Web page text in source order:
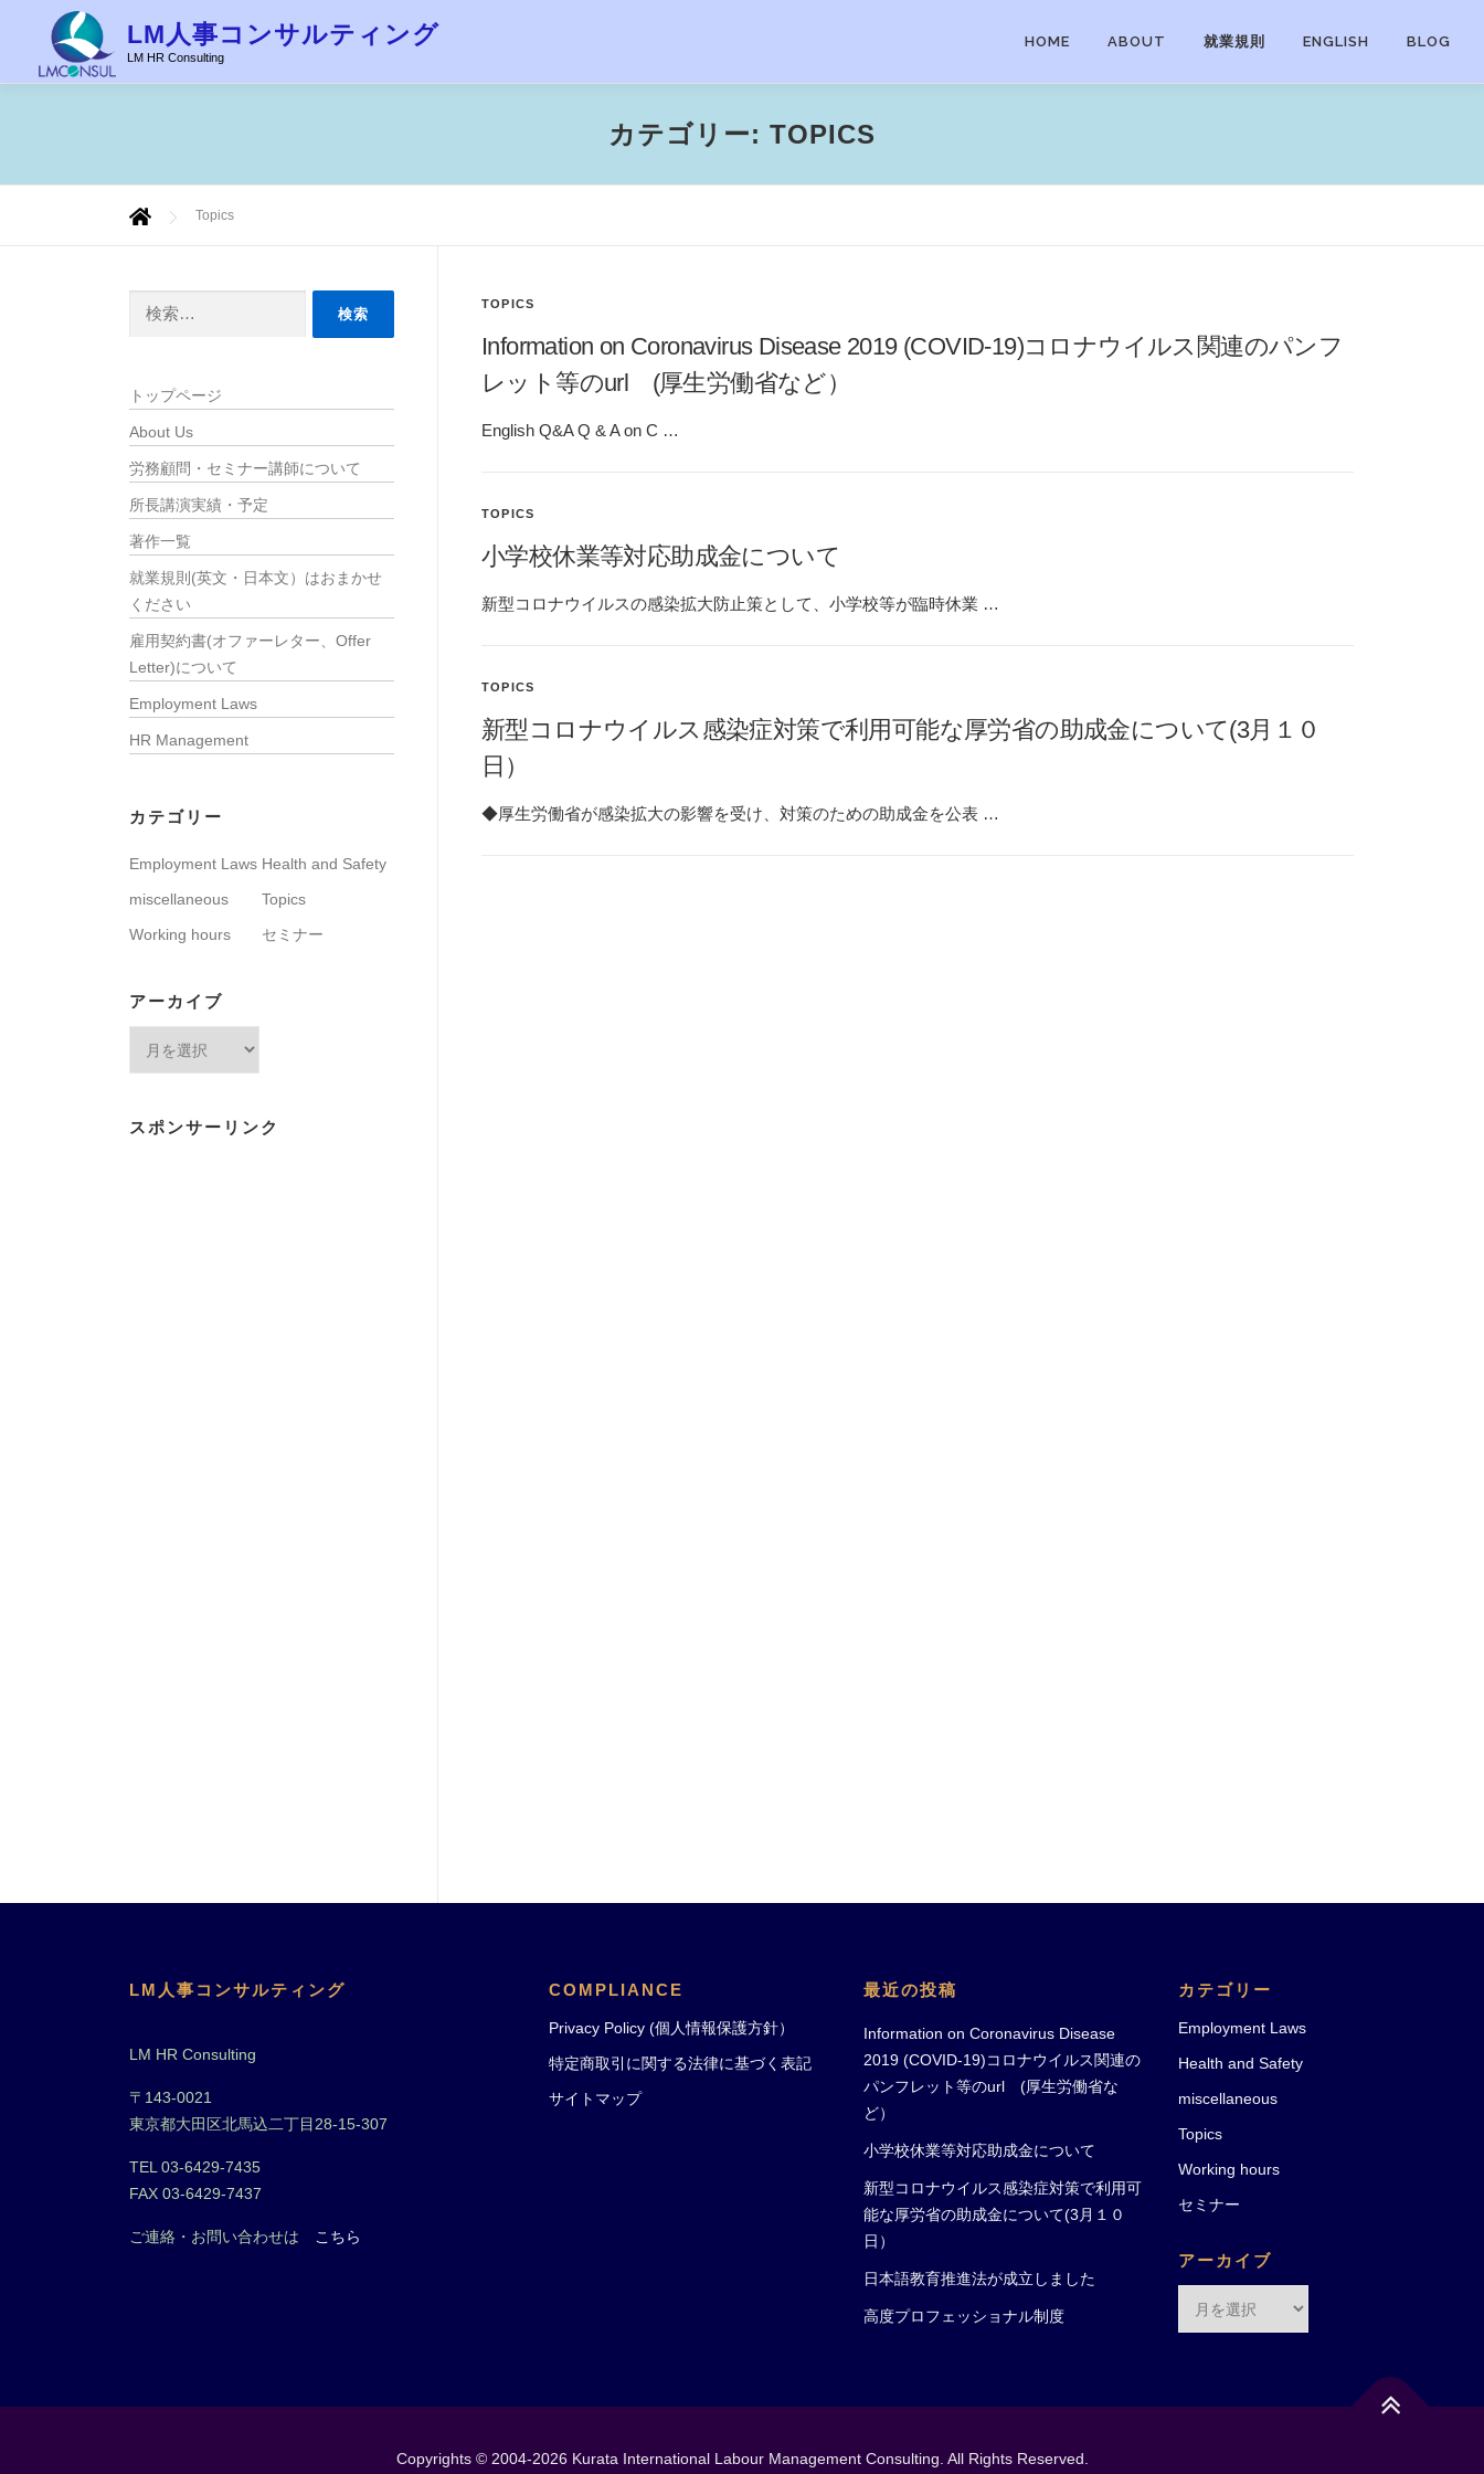
LM人事コンサルティング
LM HR Consulting
HOME ABOUT 就業規則 ENGLISH BLOG
カテゴリー: TOPICS
Topics
TOPICS
Information on Coronavirus Disease 2019 (COVID-19)コロナウイルス関連のパンフ
レット等のurl (厚生労働省など）
English Q&A Q & A on C …
TOPICS
小学校休業等対応助成金について
新型コロナウイルスの感染拡大防止策として、小学校等が臨時休業 …
TOPICS
新型コロナウイルス感染症対策で利用可能な厚労省の助成金について(3月１０
日）
◆厚生労働省が感染拡大の影響を受け、対策のための助成金を公表 …
トップページ
About Us
労務顧問・セミナー講師について
所長講演実績・予定
著作一覧
就業規則(英文・日本文）はおまかせ
ください
雇用契約書(オファーレター、Offer
Letter)について
Employment Laws
HR Management
カテゴリー
Employment Laws Health and Safety
miscellaneous
Topics
Working hours
セミナー
アーカイブ
スポンサーリンク
LM人事コンサルティング
LM HR Consulting
〒143-0021
東京都大田区北馬込二丁目28-15-307
TEL 03-6429-7435
FAX 03-6429-7437
ご連絡・お問い合わせは こちら
COMPLIANCE
Privacy Policy (個人情報保護方針）
特定商取引に関する法律に基づく表記
サイトマップ
最近の投稿
Information on Coronavirus Disease
2019 (COVID-19)コロナウイルス関連の
パンフレット等のurl (厚生労働省な
ど）
小学校休業等対応助成金について
新型コロナウイルス感染症対策で利用可
能な厚労省の助成金について(3月１０
日）
日本語教育推進法が成立しました
高度プロフェッショナル制度
カテゴリー
Employment Laws
Health and Safety
miscellaneous
Topics
Working hours
セミナー
アーカイブ
ブ
Copyrights © 2004-2026 Kurata International Labour Management Consulting. All Rights Reserved.